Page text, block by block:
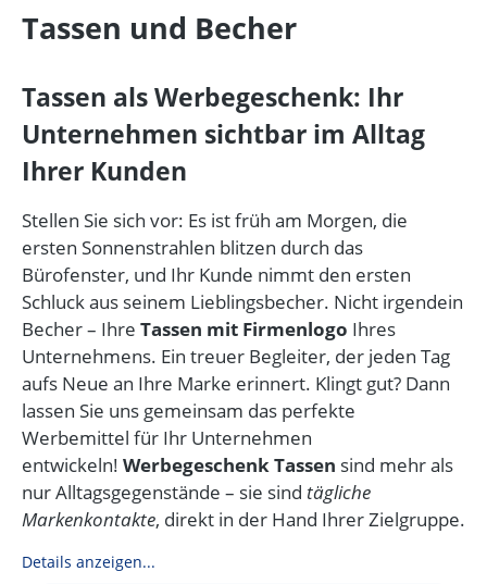
Tassen und Becher
Tassen als Werbegeschenk: Ihr
Unternehmen sichtbar im Alltag
Ihrer Kunden
Stellen Sie sich vor: Es ist früh am Morgen, die
ersten Sonnenstrahlen blitzen durch das
Bürofenster, und Ihr Kunde nimmt den ersten
Schluck aus seinem Lieblingsbecher. Nicht irgendein
Becher – Ihre Tassen mit Firmenlogo Ihres
Unternehmens. Ein treuer Begleiter, der jeden Tag
aufs Neue an Ihre Marke erinnert. Klingt gut? Dann
lassen Sie uns gemeinsam das perfekte
Werbemittel für Ihr Unternehmen
entwickeln! Werbegeschenk Tassen sind mehr als
nur Alltagsgegenstände – sie sind tägliche
Markenkontakte, direkt in der Hand Ihrer Zielgruppe.
Details anzeigen...